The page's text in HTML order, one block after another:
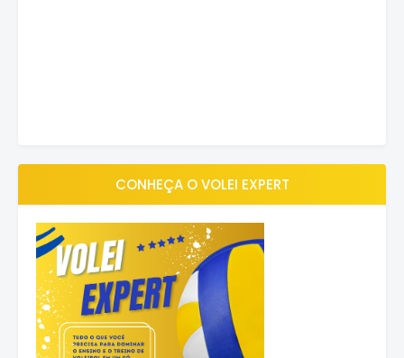
CONHEÇA O VOLEI EXPERT